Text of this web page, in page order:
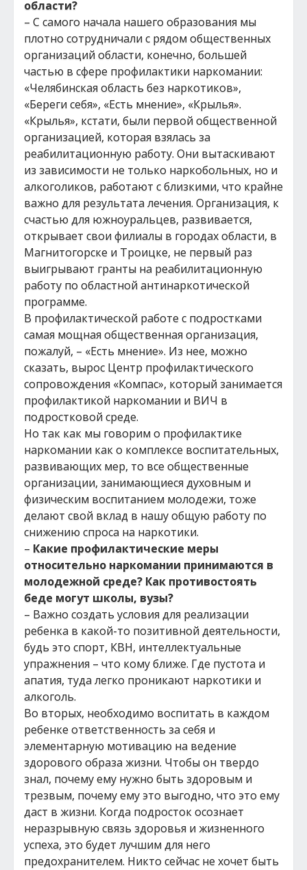
области?
– С самого начала нашего образования мы
плотно сотрудничали с рядом общественных
организаций области, конечно, большей
частью в сфере профилактики наркомании:
«Челябинская область без наркотиков»,
«Береги себя», «Есть мнение», «Крылья».
«Крылья», кстати, были первой общественной
организацией, которая взялась за
реабилитационную работу. Они вытаскивают
из зависимости не только наркобольных, но и
алкоголиков, работают с близкими, что крайне
важно для результата лечения. Организация, к
счастью для южноуральцев, развивается,
открывает свои филиалы в городах области, в
Магнитогорске и Троицке, не первый раз
выигрывают гранты на реабилитационную
работу по областной антинаркотической
программе.
В профилактической работе с подростками
самая мощная общественная организация,
пожалуй, – «Есть мнение». Из нее, можно
сказать, вырос Центр профилактического
сопровождения «Компас», который занимается
профилактикой наркомании и ВИЧ в
подростковой среде.
Но так как мы говорим о профилактике
наркомании как о комплексе воспитательных,
развивающих мер, то все общественные
организации, занимающиеся духовным и
физическим воспитанием молодежи, тоже
делают свой вклад в нашу общую работу по
снижению спроса на наркотики.
– Какие профилактические меры
относительно наркомании принимаются в
молодежной среде? Как противостоять
беде могут школы, вузы?
– Важно создать условия для реализации
ребенка в какой-то позитивной деятельности,
будь это спорт, КВН, интеллектуальные
упражнения – что кому ближе. Где пустота и
апатия, туда легко проникают наркотики и
алкоголь.
Во вторых, необходимо воспитать в каждом
ребенке ответственность за себя и
элементарную мотивацию на ведение
здорового образа жизни. Чтобы он твердо
знал, почему ему нужно быть здоровым и
трезвым, почему ему это выгодно, что это ему
даст в жизни. Когда подросток осознает
неразрывную связь здоровья и жизненного
успеха, это будет лучшим для него
предохранителем. Никто сейчас не хочет быть